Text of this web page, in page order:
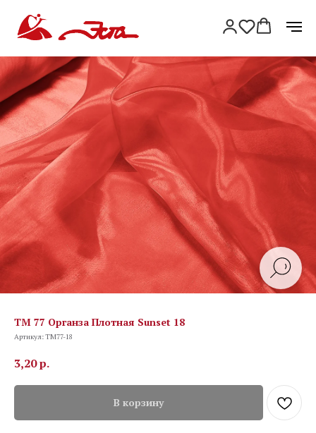
TM 77 Органза Плотная Sunset 18
Артикул:TM77-18
3,20р.
В корзину